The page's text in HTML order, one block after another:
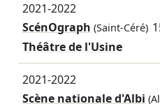
2021-2022
ScénOgraph (Saint-Céré)
Théâtre de l'Usine
2021-2022
Scène nationale d'Albi